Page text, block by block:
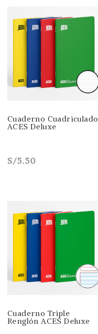
Cuaderno Cuadriculado
ACES Deluxe
S/5.50
Cuaderno Triple
Renglón ACES Deluxe